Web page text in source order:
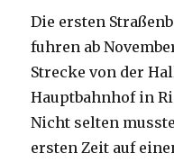
Die ersten
fuhren ab
Strecke von der
Hauptbahnhof in
Nicht selten
ersten Zeit auf